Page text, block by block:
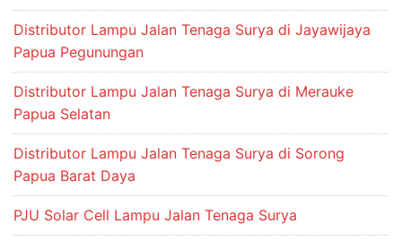
Distributor Lampu Jalan Tenaga Surya di Jayawijaya
Papua Pegunungan
Distributor Lampu Jalan Tenaga Surya di Merauke
Papua Selatan
Distributor Lampu Jalan Tenaga Surya di Sorong
Papua Barat Daya
PJU Solar Cell Lampu Jalan Tenaga Surya